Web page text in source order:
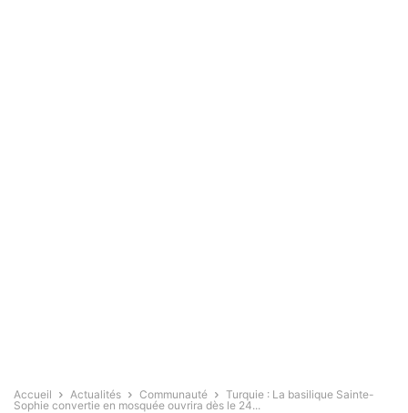
Accueil Actualités Communauté
Turquie : La basilique Sainte-
Sophie convertie en mosquée ouvrira dès le 24...